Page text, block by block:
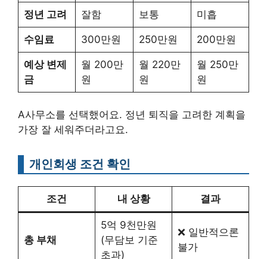
정년 고려 잘함 보통 미흡
수임료 300만원 250만원 200만원
예상 변제
금
월 200만
원
월 220만
원
월 250만
원
A사무소를 선택했어요. 정년 퇴직을 고려한 계획을
가장 잘 세워주더라고요.
개인회생 조건 확인
조건 내 상황 결과
총 부채
5억 9천만원
(무담보 기준
초과)
❌ 일반적으론
불가